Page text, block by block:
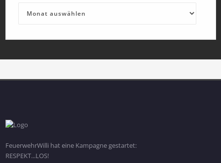
FeuerwehrWilli hat eine Kampagne gestartet:
RESPEKT...LOS!